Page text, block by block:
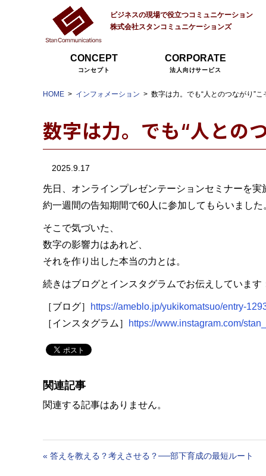
ビジネスの現場で役立つコミュニケーション
株式会社スタンコミュニケーションズ
CONCEPT
コンセプト
CORPORATE
法人向けサービス
HOME インフォメーション 数字は力。でも“人とのつながり”
数字は力。でも“人との
2025.9.17
先日、オンラインプレゼンテーションセミナーを実
約一週間の告知期間で60人に参加してもらいました
そこで気づいた、
数字の影響力はあれど、
それを作り出した本当の力とは。
続きはブログとインスタグラムでお伝えしています
［ブログ］
https://ameblo.jp/yukikomatsuo/entry-
［インスタグラム］
https://www.instagram.com/
関連記事
関連する記事はありません。
« 答えを教える？考えさせる？──部下育成の最短ルート